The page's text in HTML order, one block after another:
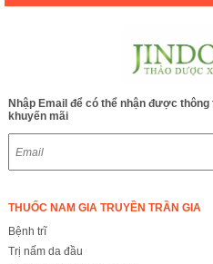
Nhập Email để có thể nhận được
khuyến mãi
THUỐC NAM GIA TRUYỀN TRẦN GIA
Bệnh trĩ
Trị nấm da đầu